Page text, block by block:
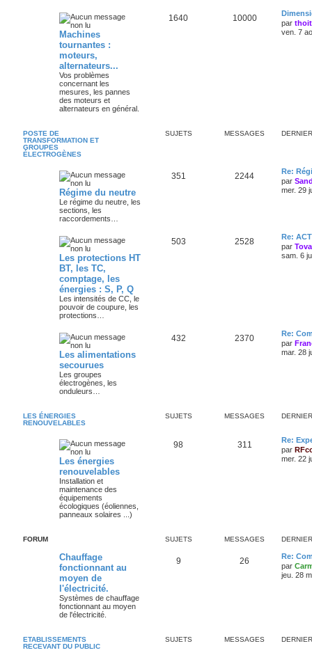
Machines
tournantes :
moteurs,
alternateurs...
Vos problèmes
concernant les
mesures, les pannes
des moteurs et
alternateurs en général.
1640 10000
par
ven. 7
POSTE DE
TRANSFORMATION ET
GROUPES
ÉLECTROGÈNES
SUJETS MESSAGES
Régime du neutre
Le régime du neutre, les
sections, les
raccordements…
351 2244
Re:
par
mer. 29
Les protections HT
BT, les TC,
comptage, les
énergies : S, P, Q
Les intensités de CC, le
pouvoir de coupure, les
protections…
503 2528
Re:
par
sam. 6
Les alimentations
secourues
Les groupes
électrogènes, les
onduleurs…
432 2370
Re:
par
mar. 28
LES ÉNERGIES
RENOUVELABLES
SUJETS MESSAGES
Les énergies
renouvelables
Installation et
maintenance des
équipements
écologiques (éoliennes,
panneaux solaires ...)
98 311
Re:
par
mer. 22
FORUM SUJETS MESSAGES
Chauffage
fonctionnant au
moyen de
l'électricité.
Systèmes de chauffage
fonctionnant au moyen
de l'électricité.
9 26
Re:
par
jeu. 28
ETABLISSEMENTS
RECEVANT DU PUBLIC
SUJETS MESSAGES